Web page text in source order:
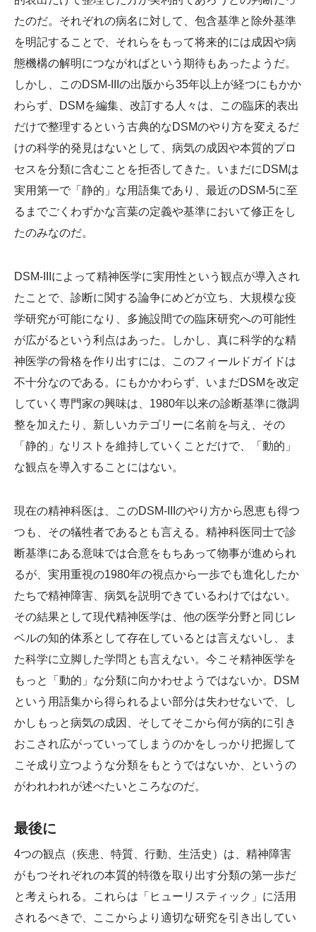
たのだ。それぞれの病名に対して、包含基準と除外基準
を明記することで、それらをもって将来的には成因や病
態機構の解明につながればという期待もあったようだ。
しかし、このDSM-IIIの出版から35年以上が経つにもかか
わらず、DSMを編集、改訂する人々は、この臨床的表出
だけで整理するという古典的なDSMのやり方を変えるだ
けの科学的発見はないとして、病気の成因や本質的プロ
セスを分類に含むことを拒否してきた。いまだにDSMは
実用第一で「静的」な用語集であり、最近のDSM‐5に至
るまでごくわずかな言葉の定義や基準において修正をし
たのみなのだ。
DSM-IIIによって精神医学に実用性という観点が導入され
たことで、診断に関する論争にめどが立ち、大規模な疫
学研究が可能になり、多施設間での臨床研究への可能性
が広がるという利点はあった。しかし、真に科学的な精
神医学の骨格を作り出すには、このフィールドガイドは
不十分なのである。にもかかわらず、いまだDSMを改定
していく専門家の興味は、1980年以来の診断基準に微調
整を加えたり、新しいカテゴリーに名前を与え、その
「静的」なリストを維持していくことだけで、「動的」
な観点を導入することにはない。
現在の精神科医は、このDSM-IIIのやり方から恩恵も得つ
つも、その犠牲者であるとも言える。精神科医同士で診
断基準にある意味では合意をもちあって物事が進められ
るが、実用重視の1980年の視点から一歩でも進化したか
たちで精神障害、病気を説明できているわけではない。
その結果として現代精神医学は、他の医学分野と同じレ
ベルの知的体系として存在しているとは言えないし、ま
た科学に立脚した学問とも言えない。今こそ精神医学を
もっと「動的」な分類に向かわせようではないか。DSM
という用語集から得られるよい部分は失わせないで、し
かしもっと病気の成因、そしてそこから何が病的に引き
おこされ広がっていってしまうのかをしっかり把握して
こそ成り立つような分類をもとうではないか、というの
がわれわれが述べたいところなのだ。
最後に
4つの観点（疾患、特質、行動、生活史）は、精神障害
がもつそれぞれの本質的特徴を取り出す分類の第一歩だ
と考えられる。これらは「ヒューリスティック」に活用
されるべきで、ここからより適切な研究を引き出してい